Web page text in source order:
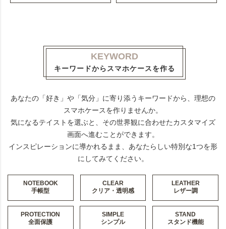
KEYWORD
キーワードからスマホケースを作る
あなたの「好き」や「気分」に寄り添うキーワードから、理想の
スマホケースを作りませんか。
気になるテイストを選ぶと、その世界観に合わせたカスタマイズ
画面へ進むことができます。
インスピレーションに導かれるまま、あなたらしい特別な1つを形
にしてみてください。
NOTEBOOK
手帳型
CLEAR
クリア・透明感
LEATHER
レザー調
PROTECTION
全面保護
SIMPLE
シンプル
STAND
スタンド機能